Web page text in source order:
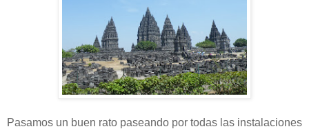
Pasamos un buen rato paseando por todas las instalaciones